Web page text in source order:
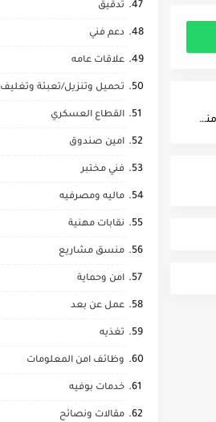
مطلوب موظفة نظافه وضيافة بعقد سنوي للعمل في منظمه تابعه للسفاره الكنديه
تدقيق
دعم فني
علاقات عامه
تحميل وتنزيل/تعبئة وتغليف
القطاع العسكري
امين صندوق
فني مختبر
ماليه ومصرفيه
نقابات مهنية
منسق مشاريع
امن وحماية
عمل عن بعد
تغذيه
وظائف امن المعلومات
خدمات بوفيه
مقالات ونصائح